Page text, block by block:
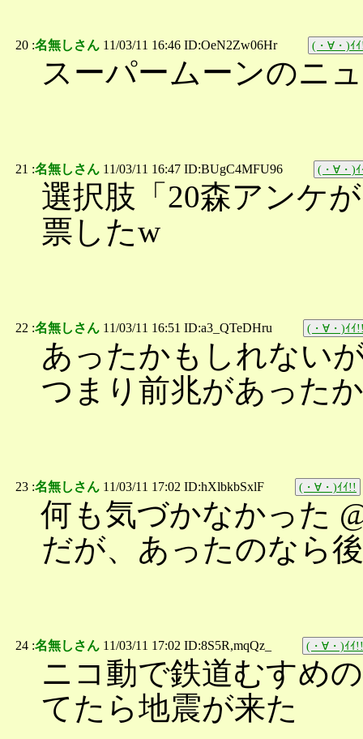
20 :名無しさん 11/03/11 16:46 ID:OeN2Zw06Hr (・∀・)ｲ
スーパームーンのニ
21 :名無しさん 11/03/11 16:47 ID:BUgC4MFU96 (・∀・)
選択肢「20森アンケ
票したw
22 :名無しさん 11/03/11 16:51 ID:a3_QTeDHru (・∀・)ｲｲ
あったかもしれない
つまり前兆があった
23 :名無しさん 11/03/11 17:02 ID:hXlbkbSxlF (・∀・)ｲｲ!!
何も気づかなかった
だが、あったのなら
24 :名無しさん 11/03/11 17:02 ID:8S5R,mqQz_ (・∀・)ｲｲ!!
ニコ動で鉄道むすめ
てたら地震が来た